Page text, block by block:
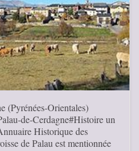
(Pyrénées-Orientales)
de-Cerdagne#Histoire un
Historique des
de Palau est mentionnée